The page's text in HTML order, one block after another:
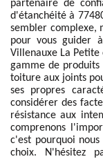
partenaire de
d'étanchéité à
sembler complexe,
pour vous guider
Villenauxe La Petite
gamme de
toiture aux joints
ses propres
considérer des
résistance aux
comprenons
c'est pourquoi
choix. N'hésitez